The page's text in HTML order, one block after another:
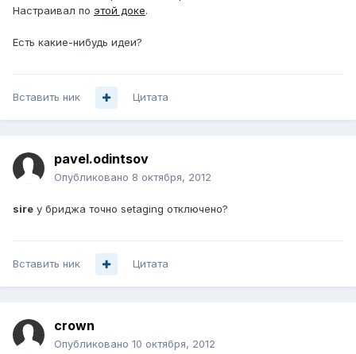
Настраивал по этой доке.
Есть какие-нибудь идеи?
Вставить ник Цитата
pavel.odintsov
Опубликовано 8 октября, 2012
sire у бриджа точно setaging отключено?
Вставить ник Цитата
crown
Опубликовано 10 октября, 2012